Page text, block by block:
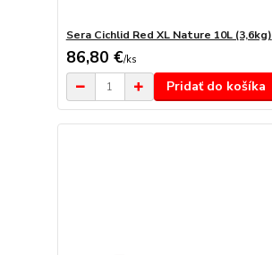
Sera Cichlid Red XL Nature 10L (3,6kg)
86,80 €/ks
Pridať do košíka